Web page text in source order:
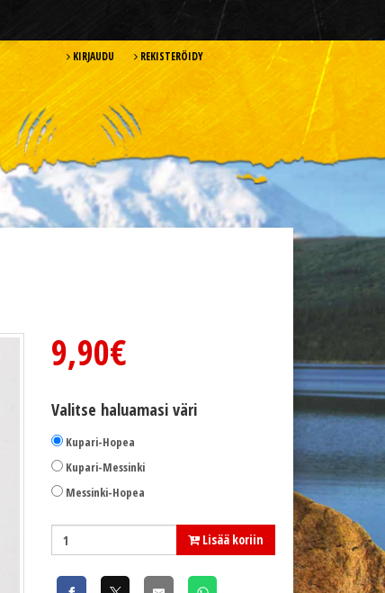
KIRJAUDU REKISTERÖIDY
9,90€
Valitse haluamasi väri
Kupari-Hopea
Kupari-Messinki
Messinki-Hopea
Lisää koriin